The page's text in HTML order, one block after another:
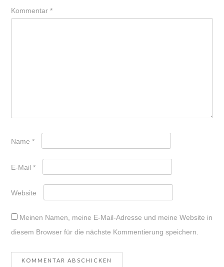
Kommentar *
Name *
E-Mail *
Website
Meinen Namen, meine E-Mail-Adresse und meine Website in
diesem Browser für die nächste Kommentierung speichern.